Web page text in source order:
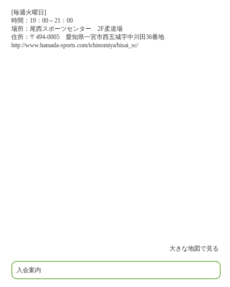
[毎週火曜日]
時間：19：00～21：00
場所：尾西スポーツセンター 2F柔道場
住所：〒494-0005 愛知県一宮市西五城字中川田36番地
http://www.hamada-sports.com/ichinomiya/bisai_sc/
大きな地図で見る
入会案内